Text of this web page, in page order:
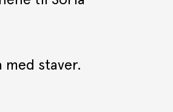
staver.